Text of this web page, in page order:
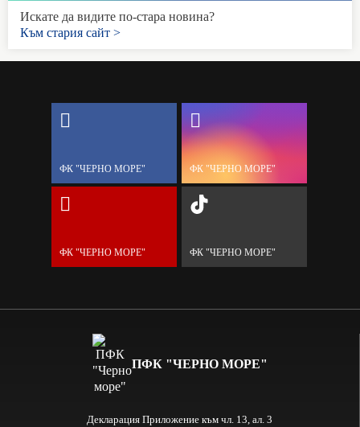
Искате да видите по-стара новина?
Към стария сайт >
ФК "ЧЕРНО МОРЕ" ФК "ЧЕРНО МОРЕ"
ФК "ЧЕРНО МОРЕ" ФК "ЧЕРНО МОРЕ"
ПФК "ЧЕРНО МОРЕ"
Декларация Приложение към чл. 13, ал. 3